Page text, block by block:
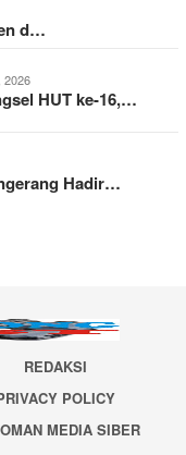
d…
2026
HUT ke-16,…
Hadir…
REDAKSI
POLICY
MEDIA SIBER